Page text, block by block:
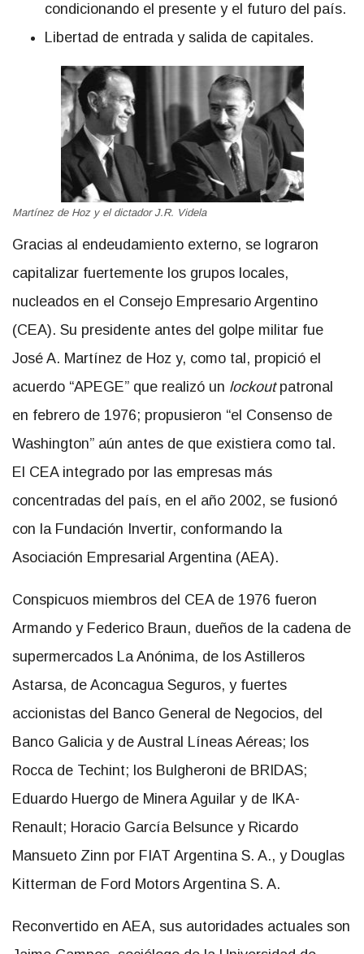
condicionando el presente y el futuro del país.
Libertad de entrada y salida de capitales.
Martínez de Hoz y el dictador J.R. Videla
Gracias al endeudamiento externo, se lograron
capitalizar fuertemente los grupos locales,
nucleados en el Consejo Empresario Argentino
(CEA). Su presidente antes del golpe militar fue
José A. Martínez de Hoz y, como tal, propició el
acuerdo “APEGE” que realizó un lockoutpatronal
en febrero de 1976; propusieron “el Consenso de
Washington” aún antes de que existiera como tal.
El CEA integrado por las empresas más
concentradas del país, en el año 2002, se fusionó
con la Fundación Invertir, conformando la
Asociación Empresarial Argentina (AEA).
Conspicuos miembros del CEA de 1976 fueron
Armando y Federico Braun, dueños de la cadena de
supermercados La Anónima, de los Astilleros
Astarsa, de Aconcagua Seguros, y fuertes
accionistas del Banco General de Negocios, del
Banco Galicia y de Austral Líneas Aéreas; los
Rocca de Techint; los Bulgheroni de BRIDAS;
Eduardo Huergo de Minera Aguilar y de IKA-
Renault; Horacio García Belsunce y Ricardo
Mansueto Zinn por FIAT Argentina S. A., y Douglas
Kitterman de Ford Motors Argentina S. A.
Reconvertido en AEA, sus autoridades actuales son